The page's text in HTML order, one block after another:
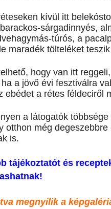
kívül itt
sárgadinnyés,
túrós, a
maradék tölteléket
hogy van itt
a jövő évi fesztiválra
ebédet a rétes féldeciről
a látogatók
otthon még
is.
tájékoztatót és
megnyílik a